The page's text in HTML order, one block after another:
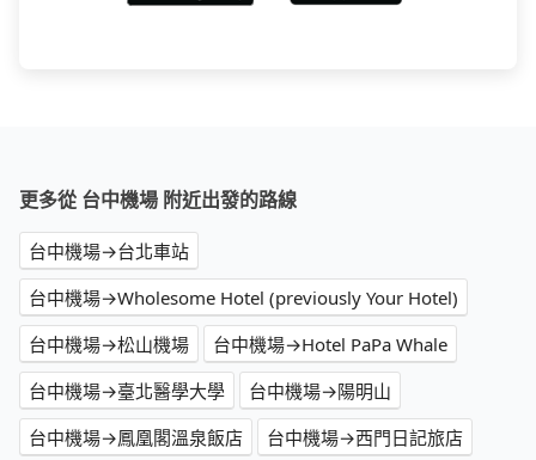
更多從 台中機場 附近出發的路線
台中機場→台北車站
台中機場→Wholesome Hotel (previously Your Hotel)
台中機場→松山機場
台中機場→Hotel PaPa Whale
台中機場→臺北醫學大學
台中機場→陽明山
台中機場→鳳凰閣溫泉飯店
台中機場→西門日記旅店